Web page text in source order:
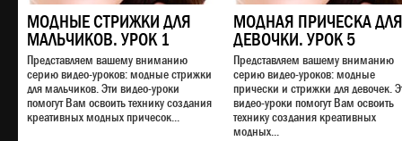
МОДНЫЕ СТРИЖКИ ДЛЯ
МАЛЬЧИКОВ. УРОК 1
Представляем вашему вниманию
серию видео-уроков: модные стрижки
для мальчиков. Эти видео-уроки
помогут Вам освоить технику создания
креативных модных причесок...
МОДНАЯ ПРИЧЕСКА ДЛЯ
ДЕВОЧКИ. УРОК 5
Представляем вашему вниманию
серию видео-уроков: модные
прически и стрижки для девочек.
видео-уроки помогут Вам освоить
технику создания креативных
модных...